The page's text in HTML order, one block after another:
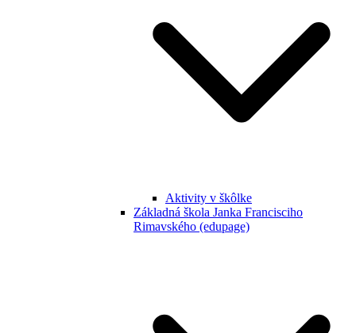
Aktivity v škôlke
Základná škola Janka Francisciho
Rimavského (edupage)